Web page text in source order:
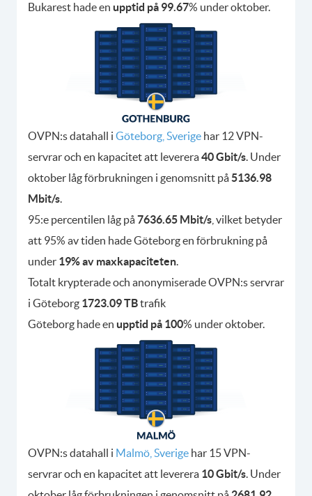
Bukarest hade en upptid på 99.67% under oktober.
OVPN:s datahall i Göteborg, Sverige har 12 VPN-
servrar och en kapacitet att leverera40 Gbit/s. Under
oktober låg förbrukningen i genomsnitt på5136.98
Mbit/s.
95:e percentilen låg på7636.65 Mbit/s , vilket betyder
att 95% av tiden hade Göteborg en förbrukning på
under 19% av maxkapaciteten.
Totalt krypterade och anonymiserade OVPN:s servrar
i Göteborg 1723.09 TBtrafik
Göteborg hade en upptid på 100% under oktober.
OVPN:s datahall i Malmö, Sverige har 15 VPN-
servrar och en kapacitet att leverera 10 Gbit/s. Under